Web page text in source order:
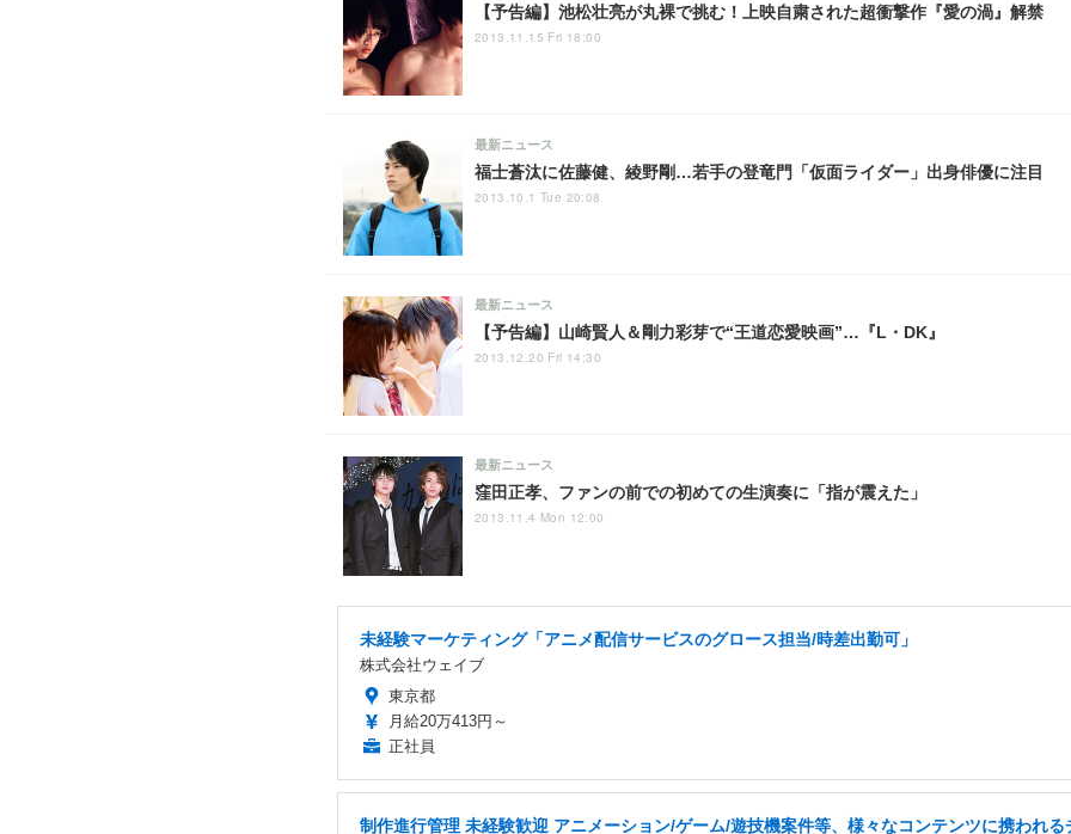
【予告編】池松壮亮が丸裸で挑む！上映自粛された超衝撃作『愛の渦』解禁
2013.11.15 Fri 18:00
福士蒼汰に佐藤健、綾野剛…若手の登竜門「仮面ライダー」出身俳優に注目
最新ニュース
2013.10.1 Tue 20:08
【予告編】山崎賢人＆剛力彩芽で“王道恋愛映画”…『L・DK』
最新ニュース
2013.12.20 Fri 14:30
窪田正孝、ファンの前での初めての生演奏に「指が震えた」
最新ニュース
2013.11.4 Mon 12:00
未経験マーケティング「アニメ配信サービスのグロース担当/時差出勤可」
株式会社ウェイブ
東京都
月給20万413円～
正社員
制作進行管理 未経験歓迎 アニメーション/ゲーム/遊技機案件等、様々なコンテンツに携われる